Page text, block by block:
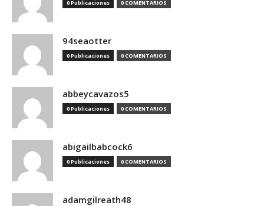
0 Publicaciones 0 COMENTARIOS
94seaotter
0 Publicaciones 0 COMENTARIOS
abbeycavazos5
0 Publicaciones 0 COMENTARIOS
abigailbabcock6
0 Publicaciones 0 COMENTARIOS
adamgilreath48